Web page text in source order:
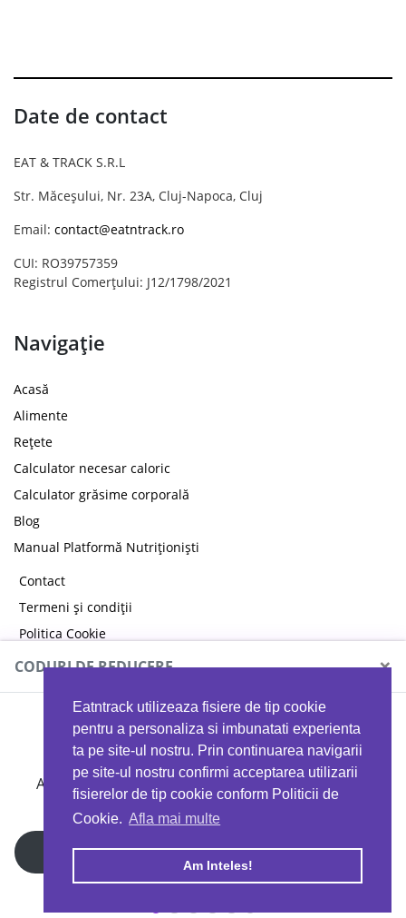
Eatntrack utilizeaza fisiere de tip cookie
pentru a personaliza si imbunatati experienta
ta pe site-ul nostru. Prin continuarea navigarii
pe site-ul nostru confirmi acceptarea utilizarii
fisierelor de tip cookie conform Politicii de
Cookie. Afla mai multe
Am Inteles!
Date de contact
EAT & TRACK S.R.L
Str. Măceșului, Nr. 23A, Cluj-Napoca, Cluj
Email: contact@eatntrack.ro
CUI: RO39757359
Registrul Comerțului: J12/1798/2021
Navigație
Acasă
Alimente
Rețete
Calculator necesar caloric
Calculator grăsime corporală
Blog
Manual Platformă Nutriționiști
Contact
Termeni și condiții
Politica Cookie
Politica de confidențialitate
Copyright © 2026 EAT & TRACK S.R.L
CODURI DE REDUCERE ×
MYPROTEIN
Ai 40%reducere la orice comandă folosind codul
EATTRACK
Profită acum